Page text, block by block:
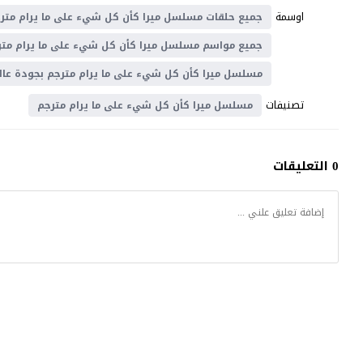
اوسمة
جميع حلقات مسلسل ميرا كأن كل شيء على ما يرام
جميع مواسم مسلسل ميرا كأن كل شيء على ما يرام
مسلسل ميرا كأن كل شيء على ما يرام مترجم بجودة
تصنيفات مسلسل ميرا كأن كل شيء على ما يرام مترجم
0 التعليقات